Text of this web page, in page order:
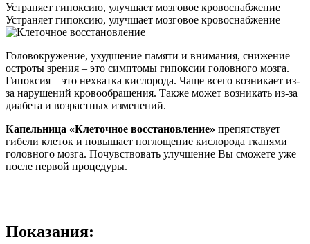
Устраняет гипоксию, улучшает мозговое кровоснабжение
Устраняет гипоксию, улучшает мозговое кровоснабжение
Головокружение, ухудшение памяти и внимания, снижение
остроты зрения – это симптомы гипоксии головного мозга.
Гипоксия – это нехватка кислорода. Чаще всего возникает из-
за нарушений кровообращения. Также может возникать из-за
диабета и возрастных изменений.
Капельница «Клеточное восстановление» препятствует
гибели клеток и повышает поглощение кислорода тканями
головного мозга. Почувствовать улучшение Вы сможете уже
после первой процедуры.
Показания: